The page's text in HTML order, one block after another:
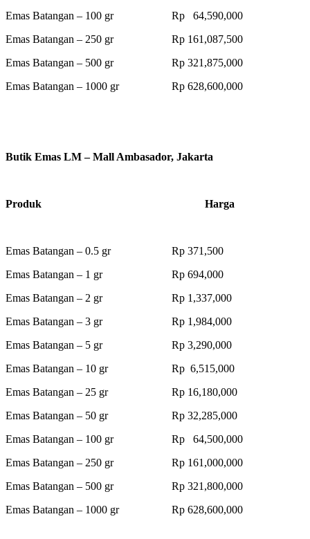
Emas Batangan – 100 gr Rp 64,590,000
Emas Batangan – 250 gr Rp 161,087,500
Emas Batangan – 500 gr Rp 321,875,000
Emas Batangan – 1000 gr Rp 628,600,000
Butik Emas LM – Mall Ambasador, Jakarta
Produk Harga
Emas Batangan – 0.5 gr Rp 371,500
Emas Batangan – 1 gr Rp 694,000
Emas Batangan – 2 gr Rp 1,337,000
Emas Batangan – 3 gr Rp 1,984,000
Emas Batangan – 5 gr Rp 3,290,000
Emas Batangan – 10 gr Rp 6,515,000
Emas Batangan – 25 gr Rp 16,180,000
Emas Batangan – 50 gr Rp 32,285,000
Emas Batangan – 100 gr Rp 64,500,000
Emas Batangan – 250 gr Rp 161,000,000
Emas Batangan – 500 gr Rp 321,800,000
Emas Batangan – 1000 gr Rp 628,600,000